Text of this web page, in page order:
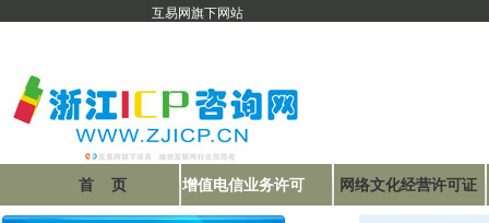
互易网旗下网站
首 页 增值电信业务许可 网络文化经营许可证